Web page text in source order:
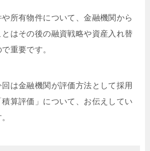
所有物件について、金融機関から
はその後の融資戦略や資産入れ替
重要です。
は金融機関が評価方法として採用
算評価」について、お伝えしてい